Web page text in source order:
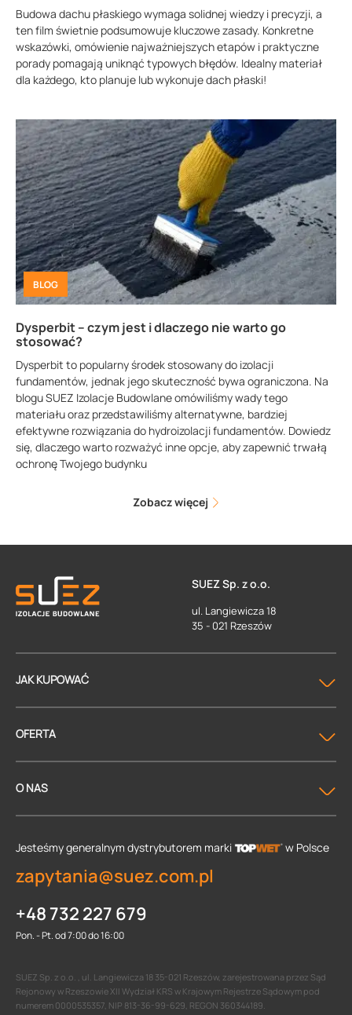
Budowa dachu płaskiego wymaga solidnej wiedzy i precyzji, a
ten film świetnie podsumowuje kluczowe zasady. Konkretne
wskazówki, omówienie najważniejszych etapów i praktyczne
porady pomagają uniknąć typowych błędów. Idealny materiał
dla każdego, kto planuje lub wykonuje dach płaski!
BLOG
Dysperbit – czym jest i dlaczego nie warto go
stosować?
Dysperbit to popularny środek stosowany do izolacji
fundamentów, jednak jego skuteczność bywa ograniczona. Na
blogu SUEZ Izolacje Budowlane omówiliśmy wady tego
materiału oraz przedstawiliśmy alternatywne, bardziej
efektywne rozwiązania do hydroizolacji fundamentów. Dowiedz
się, dlaczego warto rozważyć inne opcje, aby zapewnić trwałą
ochronę Twojego budynku
Zobacz więcej
SUEZ Sp. z o.o.
ul. Langiewicza 18
35 - 021 Rzeszów
JAK KUPOWAĆ
OFERTA
O NAS
Jesteśmy generalnym dystrybutorem marki w Polsce
zapytania@suez.com.pl
+48 732 227 679
Pon. - Pt. od 7:00 do 16:00
SUEZ Sp. z o.o. , ul. Langiewicza 18 35-021 Rzeszów, zarejestrowana przez Sąd
Rejonowy w Rzeszowie XII Wydział KRS w Krajowym Rejestrze Sądowym pod
numerem 0000535357, NIP 813-36-99-629, REGON 360344189.